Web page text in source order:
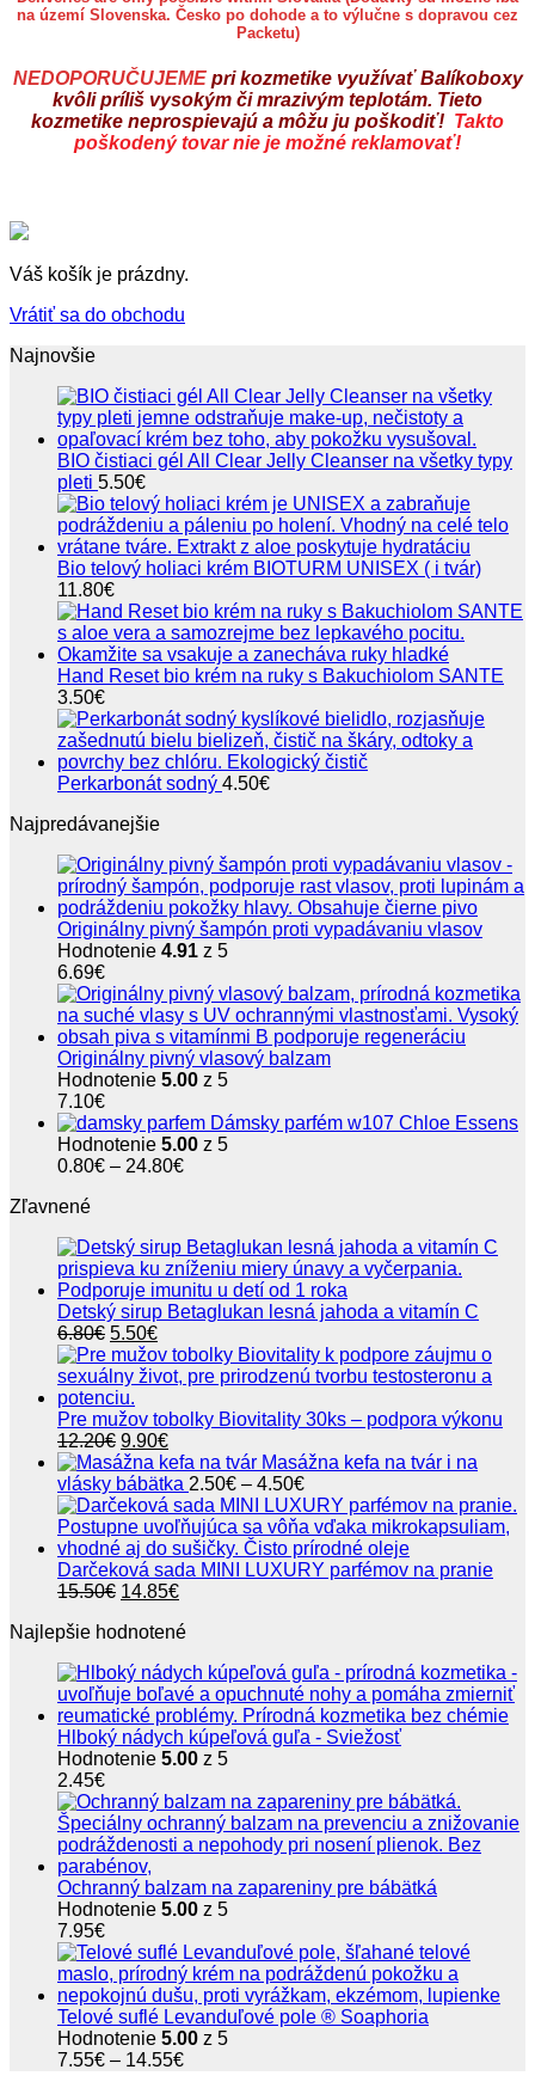
na území Slovenska. Česko po dohode a to výlučne s dopravou cez
Packetu)
NEDOPORUČUJEMEpri kozmetike využívať Balíkoboxy
kvôli príliš vysokým či mrazivým teplotám. Tieto
kozmetike neprospievajú a môžu ju poškodiť! Takto
poškodený tovar nie je možné reklamovať!
Váš košík je prázdny.
Vrátiť sa do obchodu
Najnovšie
BIO čistiaci gél All Clear Jelly Cleanser na všetky typy
pleti 5.50€
Bio telový holiaci krém BIOTURM UNISEX ( i tvár)
11.80€
Hand Reset bio krém na ruky s Bakuchiolom SANTE
3.50€
Perkarbonát sodný 4.50€
Najpredávanejšie
Originálny pivný šampón proti vypadávaniu vlasov
Hodnotenie 4.91 z 5
6.69€
Originálny pivný vlasový balzam
Hodnotenie 5.00 z 5
7.10€
Dámsky parfém w107 Chloe Essens
Hodnotenie 5.00 z 5
0.80€ – 24.80€Price
24.80€
Zľavnené
Detský sirup Betaglukan lesná jahoda a vitamín C
6.80€ Pôvodná
cena
bola:
6.80€.
5.50€Aktuálna
cena
je:
Pre mužov tobolky Biovitality 30ks – podpora výkonu
12.20€ Pôvodná
cena
bola:
12.20€.
9.90€Aktuálna
cena
je:
9.90€.
Masážna kefa na tvár i na
vlásky bábätka 2.50€ – 4.50€Price
range:
2.50€
through
4.50€
Darčeková sada MINI LUXURY parfémov na pranie
15.50€ Pôvodná
bola:
14.85€Aktuálna
je:
Najlepšie hodnotené
Hlboký nádych kúpeľová guľa - Sviežosť
Hodnotenie 5.00 z 5
2.45€
Ochranný balzam na zapareniny pre bábätká
Hodnotenie 5.00 z 5
7.95€
Telové suflé Levanduľové pole ® Soaphoria
Hodnotenie 5.00 z 5
7.55€ – 14.55€Price